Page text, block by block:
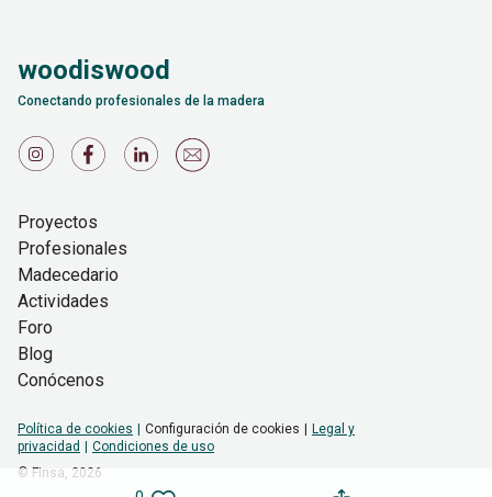
woodiswood
Conectando profesionales de la madera
Proyectos
Profesionales
Madecedario
Actividades
Foro
Blog
Conócenos
Política de cookies Configuración de cookies
Legal y
privacidad
Condiciones de uso
© Finsa, 2026